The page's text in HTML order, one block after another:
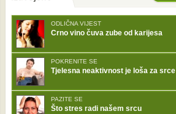
ODLIČNA VIJEST
Crno vino čuva zube od karijesa
POKRENITE SE
Tjelesna neaktivnost je loša za srce
PAZITE SE
Što stres radi našem srcu